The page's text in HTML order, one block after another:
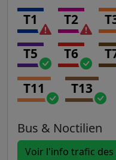
T1 T2
T5 T6
T11 T13
Bus & Noctilien
Voir l'info trafic des